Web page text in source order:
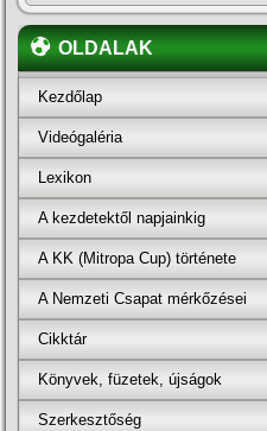
OLDALAK
Kezdőlap
Videógaléria
Lexikon
A kezdetektől napjainkig
A KK (Mitropa Cup) története
A Nemzeti Csapat mérkőzései
Cikktár
Könyvek, füzetek, újságok
Szerkesztőség